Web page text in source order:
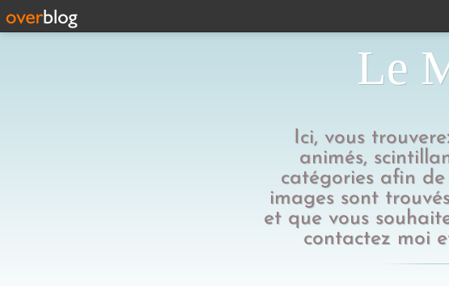
Le
Ici, vous
animés,
catégories afin
images sont
et que vous
contactez moi